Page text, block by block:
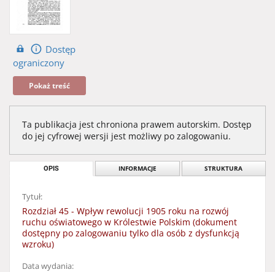
Dostęp
ograniczony
Pokaż treść
Ta publikacja jest chroniona prawem autorskim. Dostęp
do jej cyfrowej wersji jest możliwy po zalogowaniu.
OPIS INFORMACJE STRUKTURA
Tytuł:
Rozdział 45 - Wpływ rewolucji 1905 roku na rozwój
ruchu oświatowego w Królestwie Polskim (dokument
dostępny po zalogowaniu tylko dla osób z dysfunkcją
wzroku)
Data wydania: